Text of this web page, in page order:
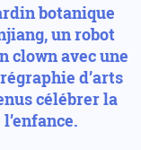
botanique
un robot
clown avec une
d’arts
célébrer la